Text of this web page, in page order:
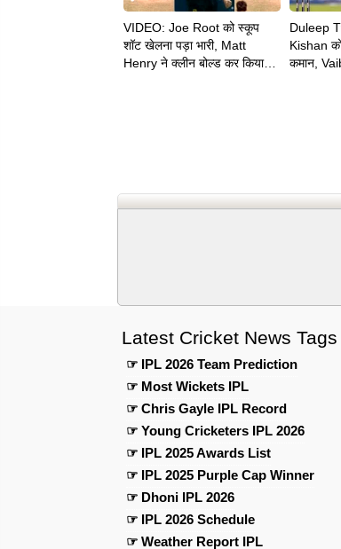
VIDEO: Joe Root को स्कूप
शॉट खेलना पड़ा भारी, Matt
Henry ने क्लीन बोल्ड कर किया
Duleep
Kishan
कमान,
Latest Cricket News Tags
☞ IPL 2026 Team Prediction
☞ Most Wickets IPL
☞ Chris Gayle IPL Record
☞ Young Cricketers IPL 2026
☞ IPL 2025 Awards List
☞ IPL 2025 Purple Cap Winner
☞ Dhoni IPL 2026
☞ IPL 2026 Schedule
☞ Weather Report IPL